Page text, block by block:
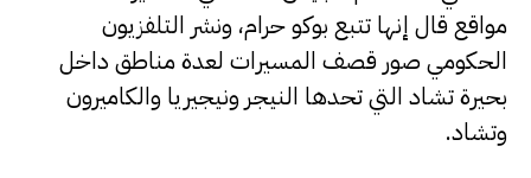
مواقع قال إنها تتبع بوكو حرام، ونشر التلفزيون
الحكومي صور قصف المسيرات لعدة مناطق داخل
بحيرة تشاد التي تحدها النيجر ونيجيريا والكاميرون
وتشاد.